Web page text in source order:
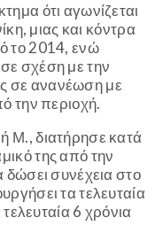
ότι αγωνίζεται
μιας και κόντρα
το 2014, ενώ
σχέση με την
σε ανανέωση με
την περιοχή.
Μ., διατήρησε κατά
της από την
δώσει συνέχεια στο
τα τελευταία
τελευταία 6 χρόνια